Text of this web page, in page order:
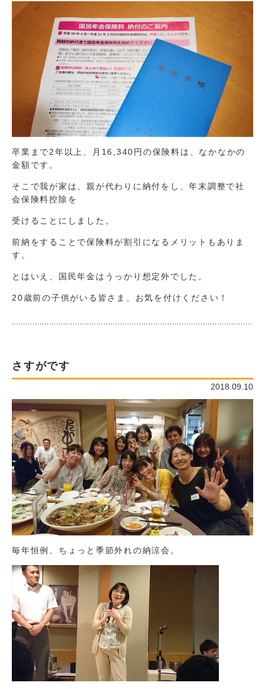
卒業まで2年以上、月16,340円の保険料は、なかなかの
金額です。
そこで我が家は、親が代わりに納付をし、年末調整で社
会保険料控除を
受けることにしました。
前納をすることで保険料が割引になるメリットもありま
す。
とはいえ、国民年金はうっかり想定外でした。
20歳前の子供がいる皆さま、お気を付けください！
さすがです
2018.09.10
毎年恒例、ちょっと季節外れの納涼会。